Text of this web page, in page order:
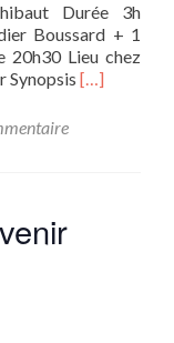
Durée 3h
Boussard + 1
Lieu chez
Synopsis En
[…]